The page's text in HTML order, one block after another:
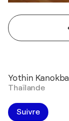
Yothin
Thaïlande
Suivre